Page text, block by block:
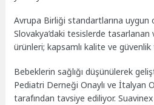
Avrupa Birliği standartlarına uygun
Slovakya’daki tesislerde
ürünleri; kapsamlı kalite ve
Bebeklerin sağlığı düşünülerek
Pediatri Derneği Onaylı ve İtalyan
tarafından tavsiye ediliyor.